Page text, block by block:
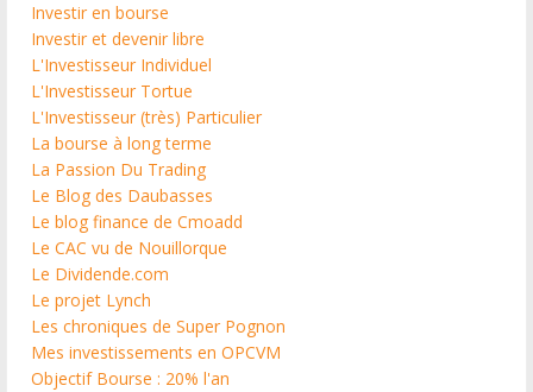
Investir en bourse
Investir et devenir libre
L'Investisseur Individuel
L'Investisseur Tortue
L'Investisseur (très) Particulier
La bourse à long terme
La Passion Du Trading
Le Blog des Daubasses
Le blog finance de Cmoadd
Le CAC vu de Nouillorque
Le Dividende.com
Le projet Lynch
Les chroniques de Super Pognon
Mes investissements en OPCVM
Objectif Bourse : 20% l'an